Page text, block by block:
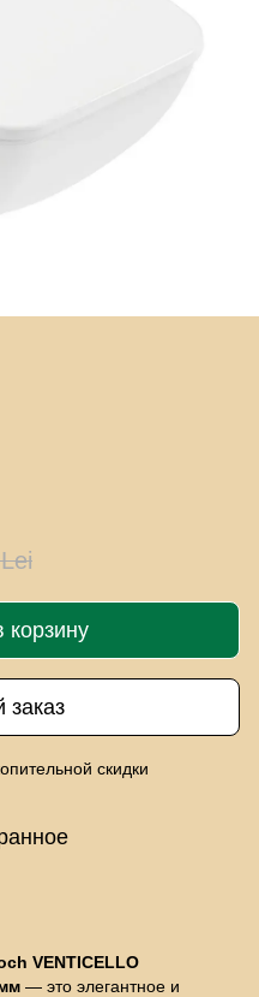
корзину
заказ
скидки
VENTICELLO
— это элегантное и